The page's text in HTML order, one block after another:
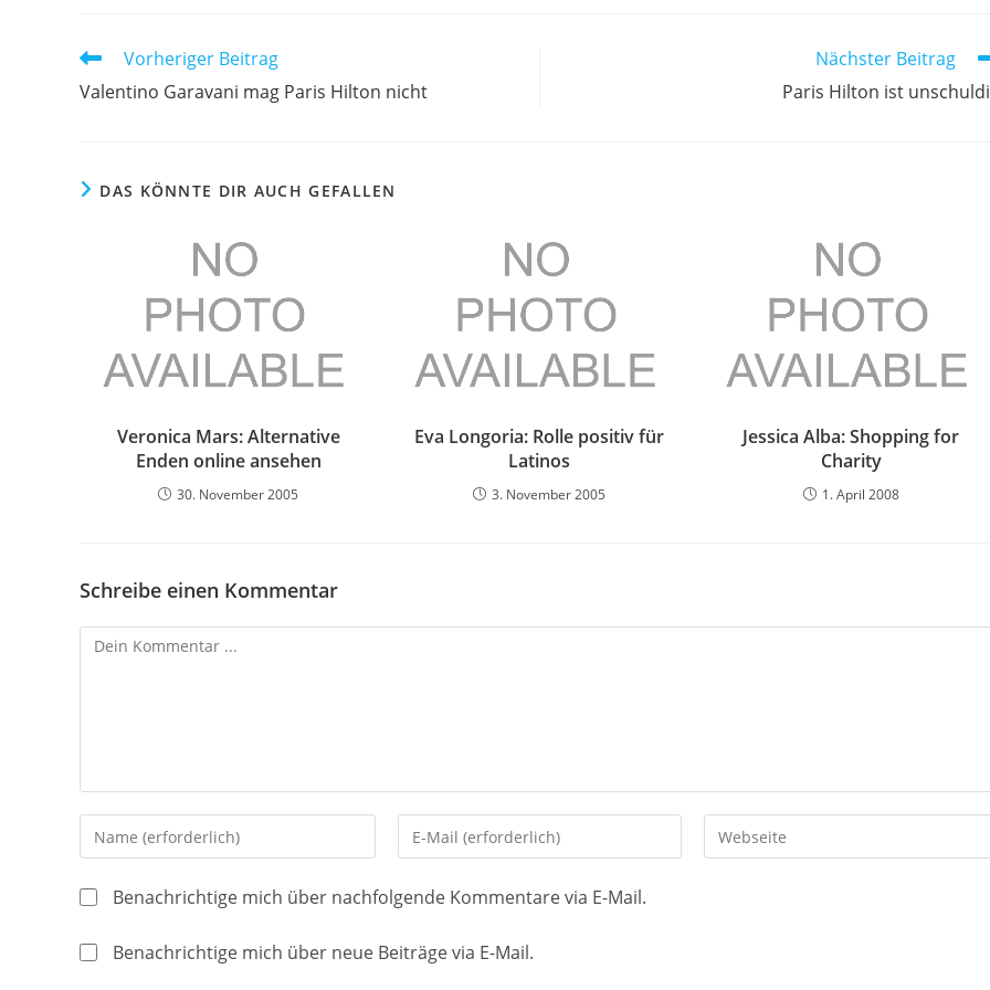
Weitere
ansehen
Vorheriger Beitrag
Valentino Garavani mag Paris Hilton nicht
Nächster Beitrag
Paris Hilton ist
DAS KÖNNTE DIR AUCH GEFALLEN
Veronica Mars: Alternative
Enden online ansehen
30. November 2005
Eva Longoria: Rolle positiv für
Latinos
3. November 2005
Jessica Alba: Shopping for
Charity
1. April 2008
Schreibe einen Kommentar
Kommentieren
Gib
deinen
Namen
Benutzernamen
Gib
deine
Mail-
Adresse
Gib
deine
Benachrichtige mich über nachfolgende Kommentare via E-Mail.
Benachrichtige mich über neue Beiträge via E-Mail.